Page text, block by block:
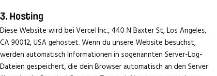
3. Hosting
Diese Website wird bei Vercel Inc., 440 N Baxter St, Los Angeles,
CA 90012, USA gehostet. Wenn du unsere Website besuchst,
werden automatisch Informationen in sogenannten Server-Log-
Dateien gespeichert, die dein Browser automatisch an den Server